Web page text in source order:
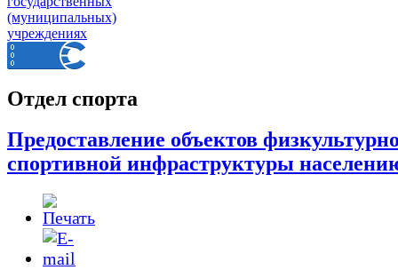
Отдел спорта
Предоставление объектов
спортивной инфраструктуры